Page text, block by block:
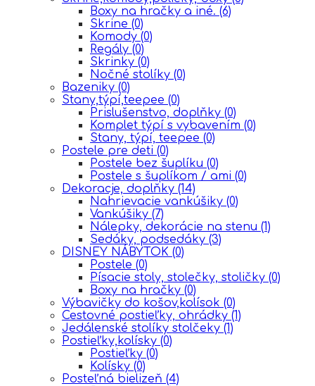
Boxy na hračky a iné. (6)
Skrine (0)
Komody (0)
Regály (0)
Skrinky (0)
Nočné stolíky (0)
Bazeniky (0)
Stany,týpí,teepee (0)
Prislušenstvo, doplňky (0)
Komplet týpí s vybavením (0)
Stany, týpí, teepee (0)
Postele pre deti (0)
Postele bez šuplíku (0)
Postele s šuplíkom / ami (0)
Dekoracje, doplňky (14)
Nahrievacie vankúšiky (0)
Vankúšiky (7)
Nálepky, dekorácie na stenu (1)
Sedáky, podsedáky (3)
DISNEY NÁBYTOK (0)
Postele (0)
Písacie stoly, stolečky, stoličky (0)
Boxy na hračky (0)
Výbavičky do košov,kolísok (0)
Cestovné postieľky, ohrádky (1)
Jedálenské stolíky stolčeky (1)
Postieľky,kolísky (0)
Postieľky (0)
Kolísky (0)
Posteľná bielizeň (4)